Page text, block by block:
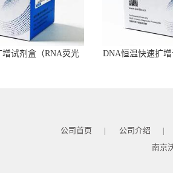
试剂盒（RNA荧光
DNA恒温快速扩
公司首页 | 公司介绍 |
南京